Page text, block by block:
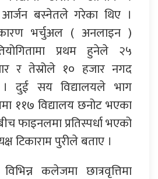
आर्जन बस्नेतले गरेका थिए ।
कारण भर्चुअल ( अनलाइन )
प्रथम हुनेले २५
र तेस्रोले १० हजार नगद
दुई सय विद्यालयले भाग
११७ विद्यालय छनोट भएका
फाइनलमा प्रतिस्पर्धा भएको
टिकाराम पुरीले बताए ।
कलेजमा छात्रवृत्तिमा